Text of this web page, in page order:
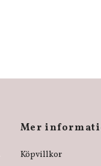
Mer
Köpvillkor